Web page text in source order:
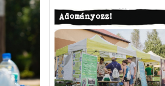
Adományozz!